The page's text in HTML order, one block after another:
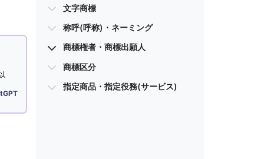
文字商標
称呼(呼称)・ネーミング
商標権者・商標出願人
商標区分
指定商品・指定役務(サービス)